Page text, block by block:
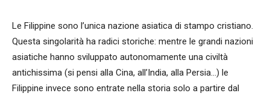
Le Filippine sono l’unica nazione asiatica di stampo cristiano.
Questa singolarità ha radici storiche: mentre le grandi nazioni
asiatiche hanno sviluppato autonomamente una civiltà
antichissima (si pensi alla Cina, all’India, alla Persia…) le
Filippine invece sono entrate nella storia solo a partire dal